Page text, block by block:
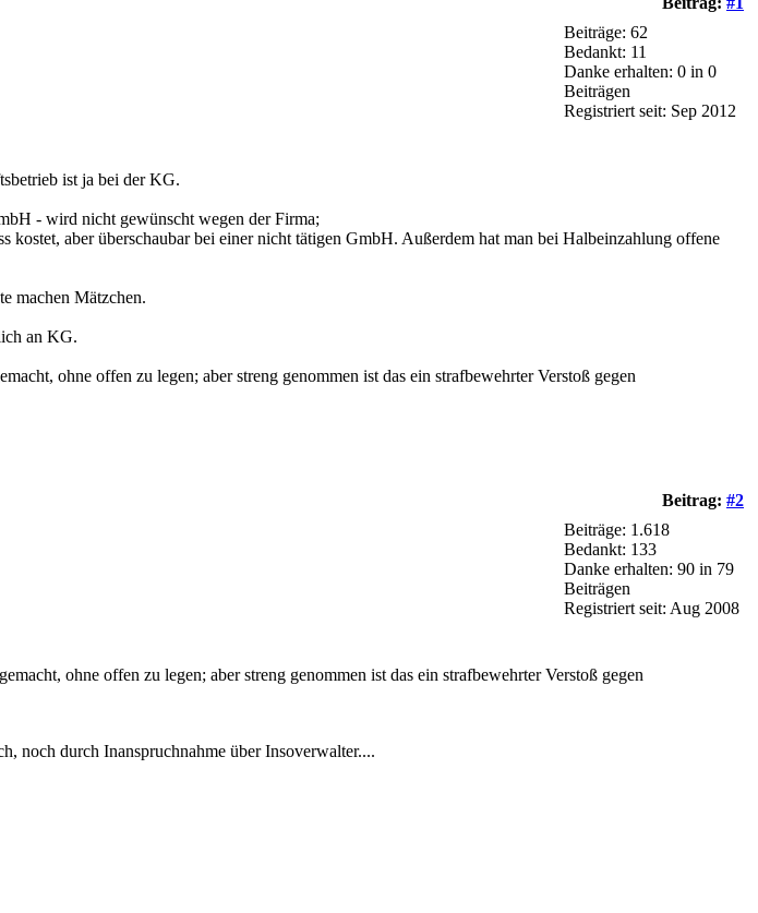
Beiträge: 62
Bedankt: 11
Danke erhalten: 0 in 0
Beiträgen
Registriert seit: Sep 2012
ist ja bei der KG.
- wird nicht gewünscht wegen der Firma;
aber überschaubar bei einer nicht tätigen GmbH. Außerdem hat man bei Halbeinzahlung offene
machen Mätzchen.
an KG.
ohne offen zu legen; aber streng genommen ist das ein strafbewehrter Verstoß gegen
Beitrag: #2
Beiträge: 1.618
Bedankt: 133
Danke erhalten: 90 in 79
Beiträgen
Registriert seit: Aug 2008
ohne offen zu legen; aber streng genommen ist das ein strafbewehrter Verstoß gegen
noch durch Inanspruchnahme über Insoverwalter....